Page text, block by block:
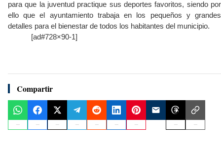
para que la juventud practique sus deportes favoritos, siendo por
ello que el ayuntamiento trabaja en los pequeños y grandes
detalles para el bienestar de todos los habitantes del municipio.
[ad#728×90-1]
Compartir